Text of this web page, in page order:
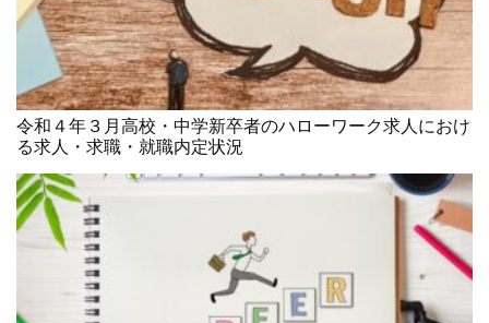
令和４年３月高校・中学新卒者のハローワーク求人におけ
る求人・求職・就職内定状況